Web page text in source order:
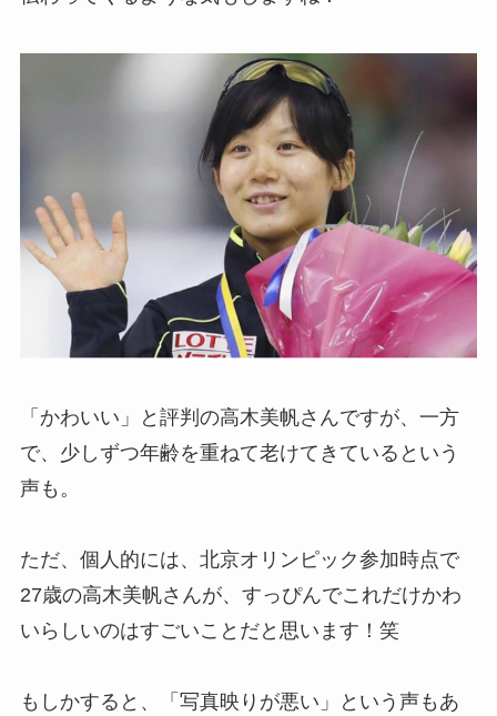
「かわいい」と評判の高木美帆さんですが、一方
で、少しずつ年齢を重ねて老けてきているという
声も。
ただ、個人的には、北京オリンピック参加時点で
27歳の高木美帆さんが、すっぴんでこれだけかわ
いらしいのはすごいことだと思います！笑
もしかすると、「写真映りが悪い」という声もあ